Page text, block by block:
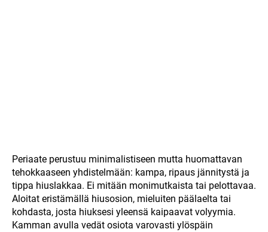
Periaate perustuu minimalistiseen mutta huomattavan
tehokkaaseen yhdistelmään: kampa, ripaus jännitystä ja
tippa hiuslakkaa. Ei mitään monimutkaista tai pelottavaa.
Aloitat eristämällä hiusosion, mieluiten päälaelta tai
kohdasta, josta hiuksesi yleensä kaipaavat volyymia.
Kamman avulla vedät osiota varovasti ylöspäin